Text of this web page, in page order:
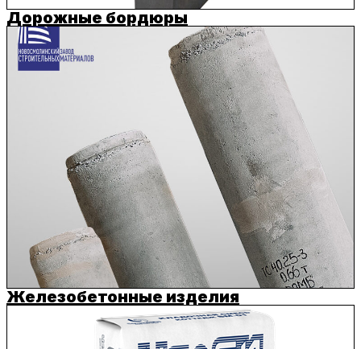
Дорожные бордюры
Железобетонные изделия